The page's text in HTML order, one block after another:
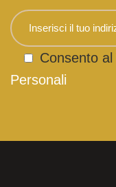
Consento al
Personali